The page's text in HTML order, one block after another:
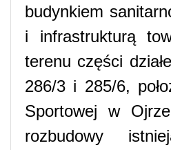
budynkiem
i infrastrukturą
terenu części
286/3 i 285/6,
Sportowej w
rozbudowy